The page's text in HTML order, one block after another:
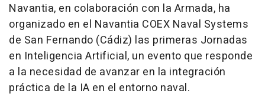
Navantia, en colaboración con la Armada, ha
organizado en el Navantia COEX Naval Systems
de San Fernando (Cádiz) las primeras Jornadas
en Inteligencia Artificial, un evento que responde
a la necesidad de avanzar en la integración
práctica de la IA en el entorno naval.